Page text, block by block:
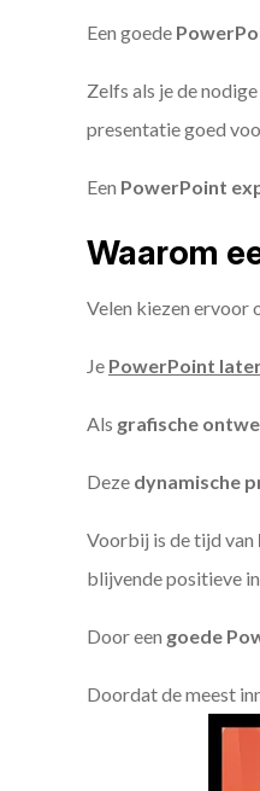
Een goede
Zelfs als je de
presentatie goed
Een PowerPoint
Waarom
Velen kiezen ervoor
Je PowerPoint
Als grafische
Deze dynamische
Voorbij is de tijd van
blijvende positieve
Door een goede
Doordat de meest